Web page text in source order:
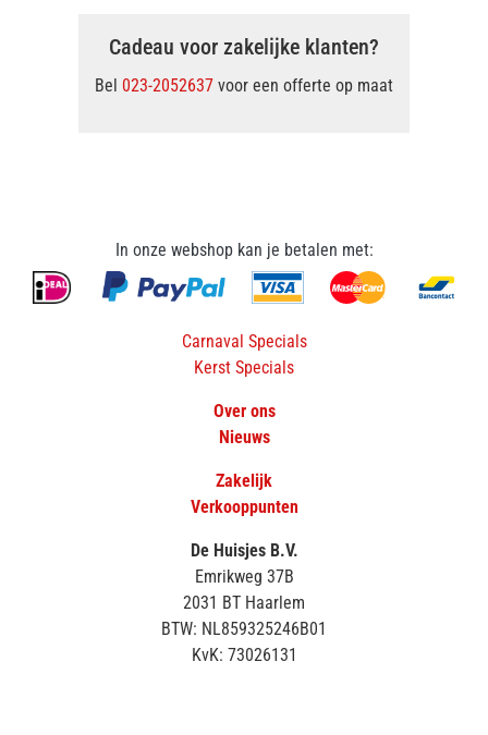
Cadeau voor zakelijke klanten?
Bel 023-2052637 voor een offerte op maat
In onze webshop kan je betalen met:
Carnaval Specials
Kerst Specials
Over ons
Nieuws
Zakelijk
Verkooppunten
De Huisjes B.V.
Emrikweg 37B
2031 BT Haarlem
BTW: NL859325246B01
KvK: 73026131